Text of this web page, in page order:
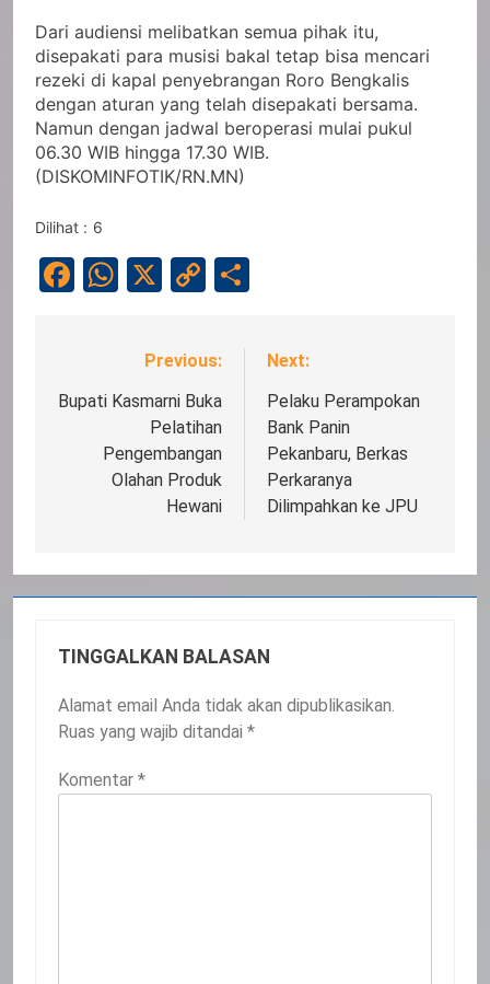
Dari audiensi melibatkan semua pihak itu,
disepakati para musisi bakal tetap bisa mencari
rezeki di kapal penyebrangan Roro Bengkalis
dengan aturan yang telah disepakati bersama.
Namun dengan jadwal beroperasi mulai pukul
06.30 WIB hingga 17.30 WIB.
(DISKOMINFOTIK/RN.MN)
Dilihat : 6
Facebook
WhatsApp
X
Copy
Navigasi
pos
Previous:
Bupati Kasmarni Buka
Pelatihan
Pengembangan
Olahan Produk
Hewani
Next:
Pelaku Perampokan
Bank Panin
Pekanbaru, Berkas
Perkaranya
Dilimpahkan ke JPU
TINGGALKAN BALASAN
Alamat email Anda tidak akan dipublikasikan.
Ruas yang wajib ditandai *
Komentar *